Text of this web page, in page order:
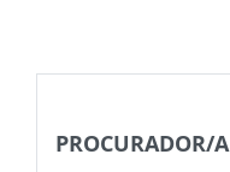
PROCURADOR/A